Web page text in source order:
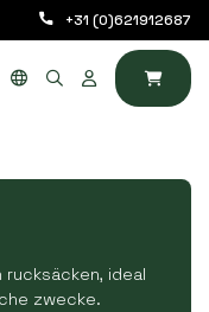
Bestellungen von
werden noch am
+31 (0)621912687
rucksäcken, ideal
zwecke.